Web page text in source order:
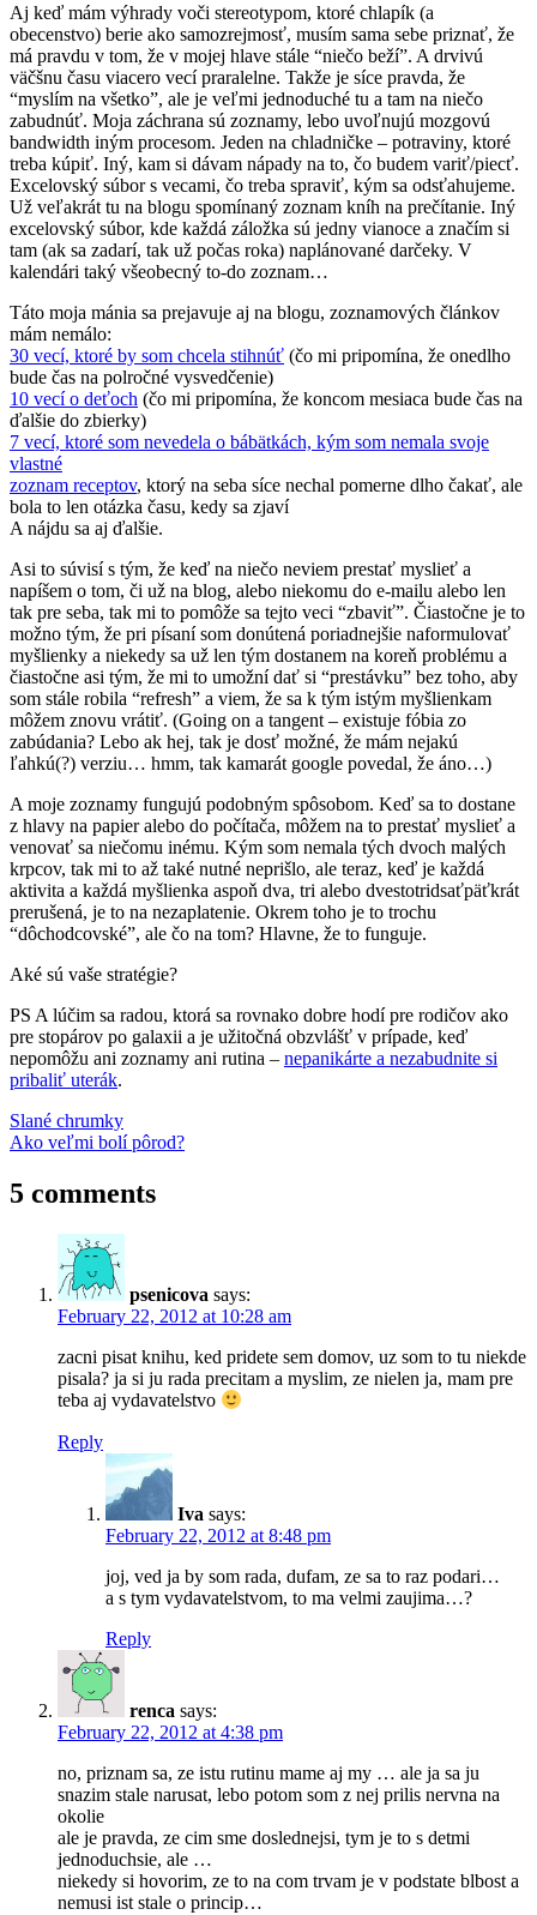
Aj keď mám výhrady voči stereotypom, ktoré chlapík (a
obecenstvo) berie ako samozrejmosť, musím sama sebe priznať, že
má pravdu v tom, že v mojej hlave stále “niečo beží”. A drvivú
väčšnu času viacero vecí praralelne. Takže je síce pravda, že
“myslím na všetko”, ale je veľmi jednoduché tu a tam na niečo
zabudnúť. Moja záchrana sú zoznamy, lebo uvoľnujú mozgovú
bandwidth iným procesom. Jeden na chladničke – potraviny, ktoré
treba kúpiť. Iný, kam si dávam nápady na to, čo budem variť/piecť.
Excelovský súbor s vecami, čo treba spraviť, kým sa odsťahujeme.
Už veľakrát tu na blogu spomínaný zoznam kníh na prečítanie. Iný
excelovský súbor, kde každá záložka sú jedny vianoce a značím si
tam (ak sa zadarí, tak už počas roka) naplánované darčeky. V
kalendári taký všeobecný to-do zoznam…
Táto moja mánia sa prejavuje aj na blogu, zoznamových článkov
mám nemálo:
30 vecí, ktoré by som chcela stihnúť (čo mi pripomína, že onedlho
bude čas na polročné vysvedčenie)
10 vecí o deťoch (čo mi pripomína, že koncom mesiaca bude čas na
ďalšie do zbierky)
7 vecí, ktoré som nevedela o bábätkách, kým som nemala svoje
vlastné
zoznam receptov, ktorý na seba síce nechal pomerne dlho čakať, ale
bola to len otázka času, kedy sa zjaví
A nájdu sa aj ďalšie.
Asi to súvisí s tým, že keď na niečo neviem prestať myslieť a
napíšem o tom, či už na blog, alebo niekomu do e-mailu alebo len
tak pre seba, tak mi to pomôže sa tejto veci “zbaviť”. Čiastočne je to
možno tým, že pri písaní som donútená poriadnejšie naformulovať
myšlienky a niekedy sa už len tým dostanem na koreň problému a
čiastočne asi tým, že mi to umožní dať si “prestávku” bez toho, aby
som stále robila “refresh” a viem, že sa k tým istým myšlienkam
môžem znovu vrátiť. (Going on a tangent – existuje fóbia zo
zabúdania? Lebo ak hej, tak je dosť možné, že mám nejakú
ľahkú(?) verziu… hmm, tak kamarát google povedal, že áno…)
A moje zoznamy fungujú podobným spôsobom. Keď sa to dostane
z hlavy na papier alebo do počítača, môžem na to prestať myslieť a
venovať sa niečomu inému. Kým som nemala tých dvoch malých
krpcov, tak mi to až také nutné neprišlo, ale teraz, keď je každá
aktivita a každá myšlienka aspoň dva, tri alebo dvestotridsaťpäťkrát
prerušená, je to na nezaplatenie. Okrem toho je to trochu
“dôchodcovské”, ale čo na tom? Hlavne, že to funguje.
Aké sú vaše stratégie?
PS A lúčim sa radou, ktorá sa rovnako dobre hodí pre rodičov ako
pre stopárov po galaxii a je užitočná obzvlášť v prípade, keď
nepomôžu ani zoznamy ani rutina – nepanikárte a nezabudnite si
pribaliť uterák.
blogrozmýšľanie
nahlasrutinavýchova
Post
navigation
Previous
Post:
Slané chrumky
Next
Ako veľmi bolí pôrod?
5 comments
psenicova says:
February 22, 2012 at 10:28 am
zacni pisat knihu, ked pridete sem domov, uz som to tu niekde
pisala? ja si ju rada precitam a myslim, ze nielen ja, mam pre
teba aj vydavatelstvo
Reply
Iva says:
February 22, 2012 at 8:48 pm
joj, ved ja by som rada, dufam, ze sa to raz podari…
a s tym vydavatelstvom, to ma velmi zaujima…?
Reply
renca says:
February 22, 2012 at 4:38 pm
no, priznam sa, ze istu rutinu mame aj my … ale ja sa ju
snazim stale narusat, lebo potom som z nej prilis nervna na
okolie
ale je pravda, ze cim sme doslednejsi, tym je to s detmi
jednoduchsie, ale …
niekedy si hovorim, ze to na com trvam je v podstate blbost a
nemusi ist stale o princip…